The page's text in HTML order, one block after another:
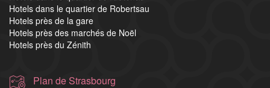
Hotels dans le quartier de Robertsau
Hotels près de la gare
Hotels près des marchés de Noël
Hotels près du Zénith
Plan de Strasbourg